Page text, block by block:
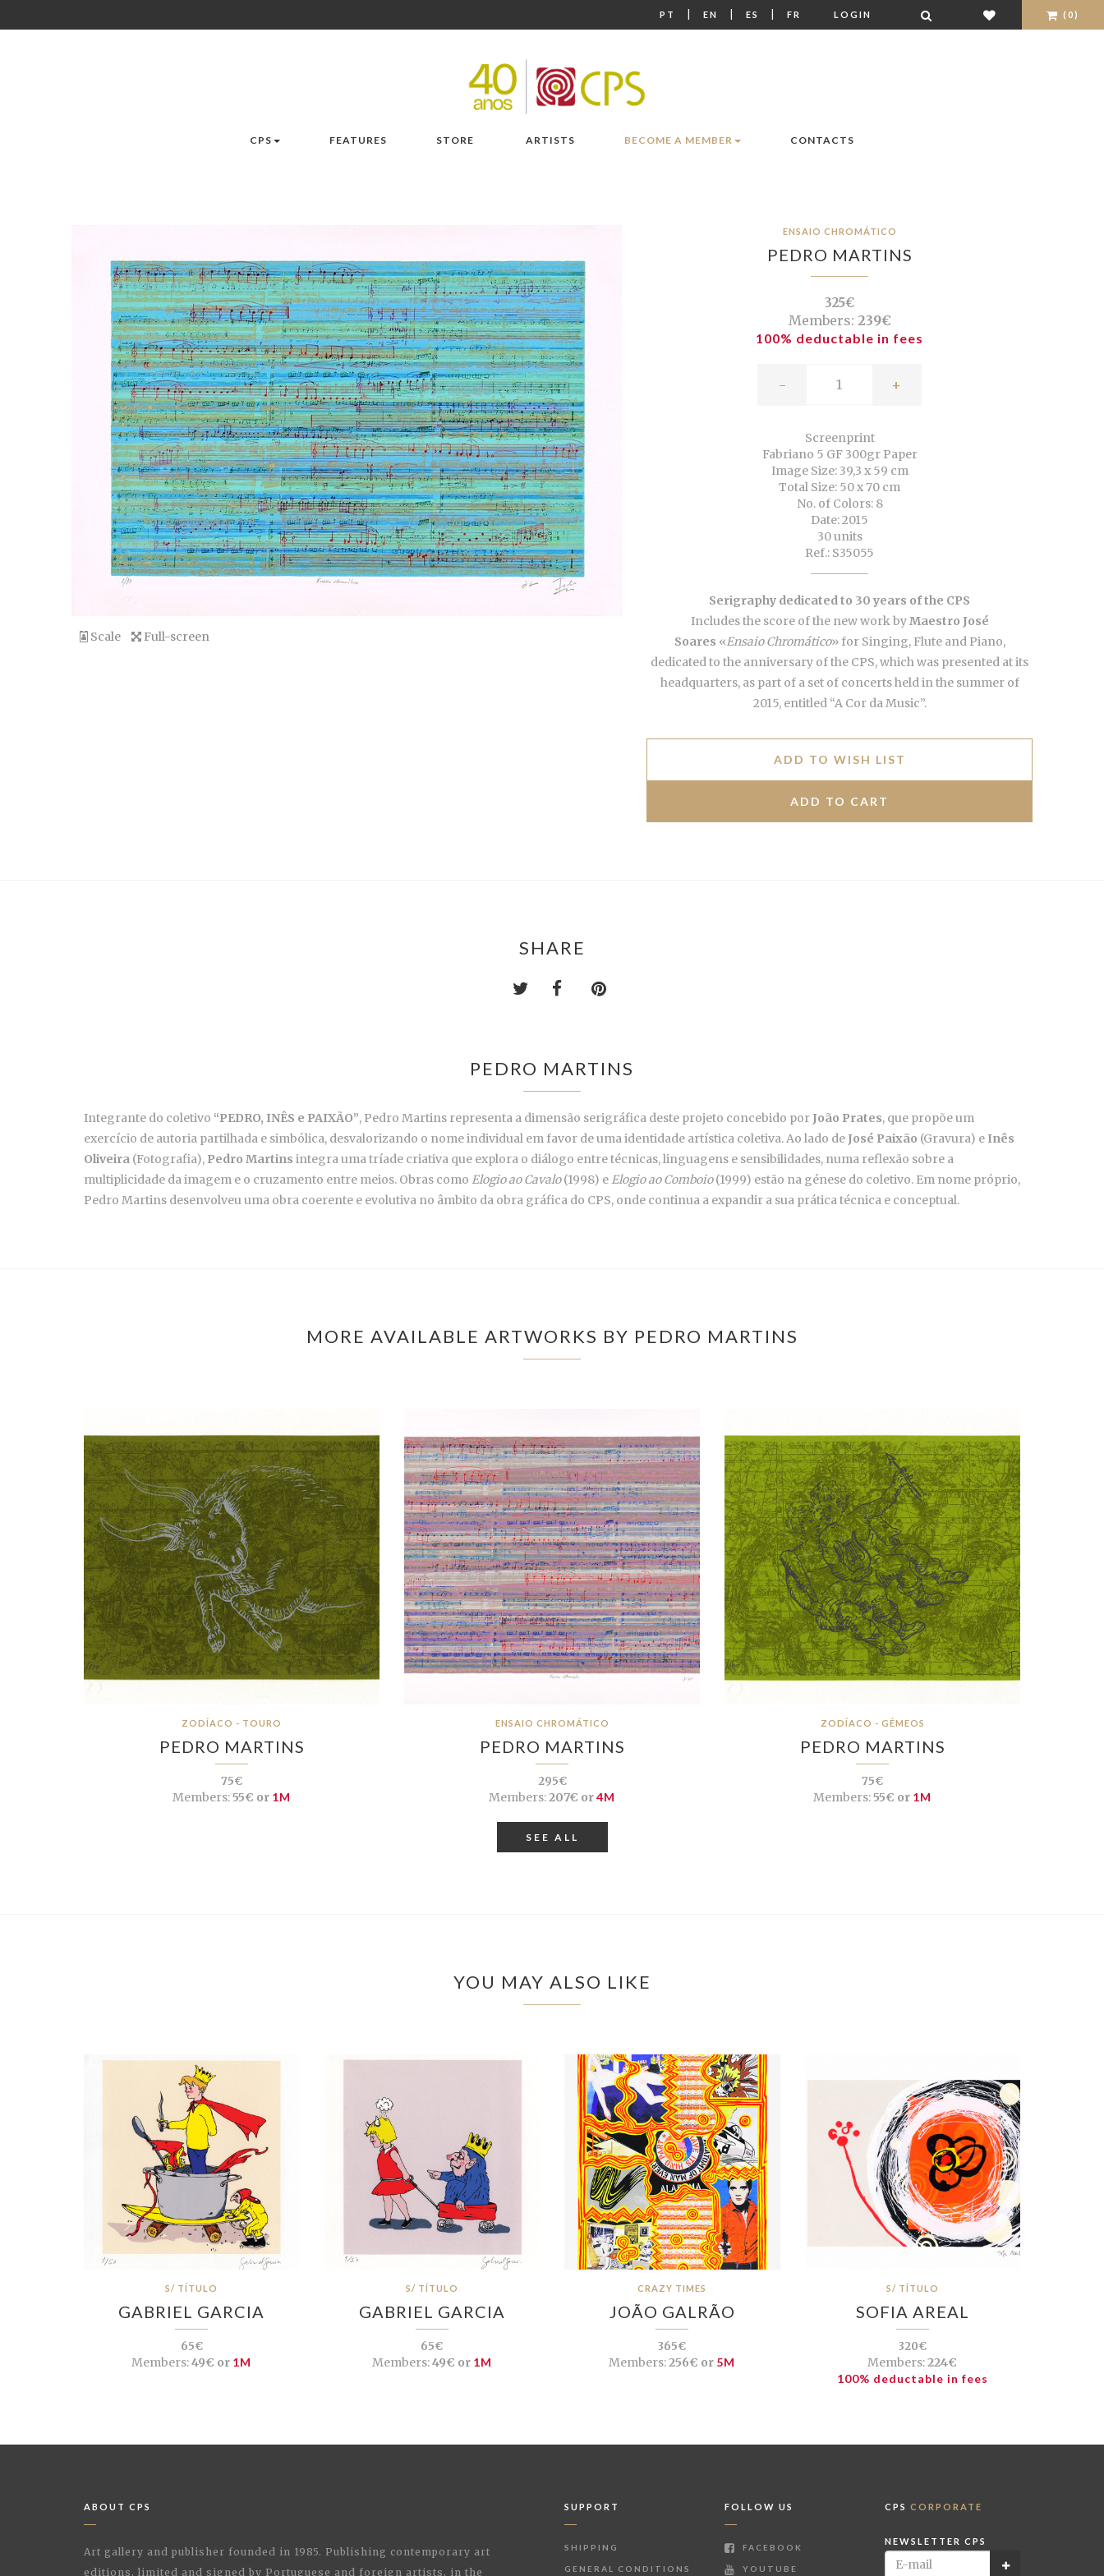
PT | EN | ES | FR LOGIN (0)
CPS FEATURES STORE ARTISTS BECOME A MEMBER CONTACTS
Scale Full-screen
ENSAIO CHROMÁTICO
PEDRO MARTINS
325€
Members: 239€
100% deductable in fees
- +
Screenprint
Fabriano 5 GF 300gr Paper
Image Size: 39,3 x 59 cm
Total Size: 50 x 70 cm
No. of Colors: 8
Date: 2015
30 units
Ref.: S35055
Serigraphy dedicated to 30 years of the CPS
Includes the score of the new work byMaestro José
Soares «Ensaio Chromático» for Singing, Flute and Piano,
dedicated to the anniversary of the CPS, which was presented at its
headquarters, as part of a set of concerts held in the summer of
2015, entitled “A Cor da Music”.
ADD TO WISH LIST
SHARE
PEDRO MARTINS
Integrante do coletivo “PEDRO, INÊS e PAIXÃO”, Pedro Martins representa a dimensão serigráfica deste projeto concebido por João Prates, que propõe um
exercício de autoria partilhada e simbólica, desvalorizando o nome individual em favor de uma identidade artística coletiva. Ao lado de José Paixão (Gravura) e Inês
Oliveira (Fotografia), Pedro Martins integra uma tríade criativa que explora o diálogo entre técnicas, linguagens e sensibilidades, numa reflexão sobre a
multiplicidade da imagem e o cruzamento entre meios. Obras como Elogio ao Cavalo(1998) e Elogio ao Comboio(1999) estão na génese do coletivo. Em nome próprio,
Pedro Martins desenvolveu uma obra coerente e evolutiva no âmbito da obra gráfica do CPS, onde continua a expandir a sua prática técnica e conceptual.
MORE AVAILABLE ARTWORKS BY PEDRO MARTINS
ZODÍACO - TOURO
PEDRO MARTINS
75€
Members:55€ or 1M
ENSAIO CHROMÁTICO
PEDRO MARTINS
295€
Members:207€ or4M
ZODÍACO - GÉMEOS
PEDRO MARTINS
75€
Members:55€ or 1M
SEE ALL
YOU MAY ALSO LIKE
S/ TÍTULO
GABRIEL GARCIA
65€
Members:49€ or 1M
S/ TÍTULO
GABRIEL GARCIA
65€
Members:49€ or 1M
CRAZY TIMES
JOÃO GALRÃO
365€
Members:256€ or 5M
S/ TÍTULO
SOFIA AREAL
320€
Members:224€
100% deductable in fees
ABOUT CPS
Art gallery and publisher founded in 1985. Publishing contemporary art
editions, limited and signed by Portuguese and foreign artists, in the
SUPPORT
SHIPPING
GENERAL CONDITIONS
FOLLOW US
FACEBOOK
YOUTUBE
CPS CORPORATE
NEWSLETTER CPS